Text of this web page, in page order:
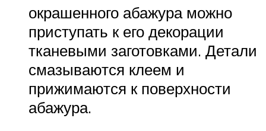
окрашенного абажура можно
приступать к его декорации
тканевыми заготовками. Детали
смазываются клеем и
прижимаются к поверхности
абажура.